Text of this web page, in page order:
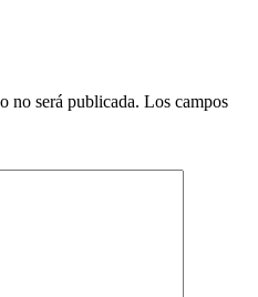
no será publicada. Los campos